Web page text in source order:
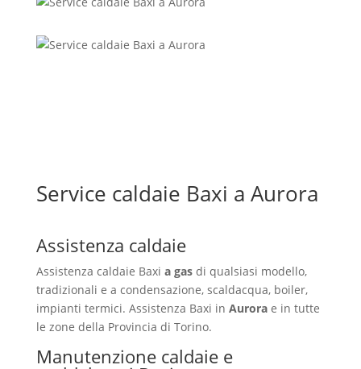
Service caldaie Baxi a Aurora
Assistenza caldaie
Assistenza caldaie Baxi a gasdi qualsiasi modello,
tradizionali e a condensazione, scaldacqua, boiler,
impianti termici. Assistenza Baxi in Aurorae in tutte
le zone della Provincia di Torino.
Manutenzione caldaie e